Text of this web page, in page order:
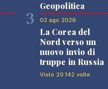
3
Geopolitica
02 ago 2026
La Corea del
Nord verso un
nuovo invio di
truppe in Russia
Visto 20.142 volte